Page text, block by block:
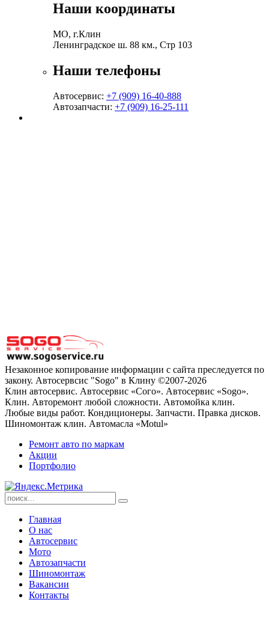
Наши координаты
МО, г.Клин
Ленинградское ш. 88 км., Стр 103
Наши телефоны
Автосервис: +7 (909) 16-40-888
Автозапчасти: +7 (909) 16-25-111
Незаконное копирование информации с сайта преследуется по
закону. Автосервсис "Sogo" в Клину ©2007-2026
Клин автосервис. Автосервис «Сого». Автосервис «Sogo».
Клин. Авторемонт любой сложности. Автомойка клин.
Любые виды работ. Кондиционеры. Запчасти. Правка дисков.
Шиномонтаж клин. Автомасла «Motul»
Ремонт авто по маркам
Акции
Портфолио
Главная
О нас
Автосервис
Мото
Автозапчасти
Шиномонтаж
Вакансии
Контакты